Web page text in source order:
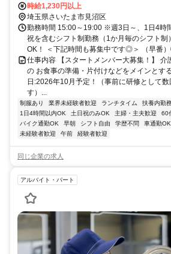
時給1,230円以上
埼玉県さいたま市見沼区
勤務時間 15:00～19:00 ※週3日～、1日4時
祝を含むシフト制勤務（1か月毎のシフト
OK！ ＜下記時間も募集中です◎＞ （早番）
仕事内容 【スタートメンバー大募集！】 介
の お食事の準備・片付けなどをメインとす
日:2026年10月予定！（事前に研修として数
す）...
制服あり 業界未経験者歓迎 ランチタイム 扶養内勤
1日4時間以内OK
土日祝のみOK 主婦・主夫歓迎 60
バイク通勤OK
早朝 シフト自由 学歴不問 車通勤OK
未経験者歓迎
午前 経験者歓迎
同じ企業の求人
アルバイト・パート